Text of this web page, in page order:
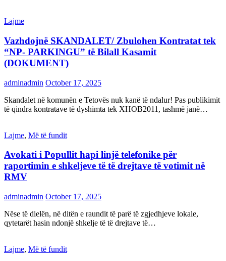
Lajme
Vazhdojnë SKANDALET/ Zbulohen Kontratat tek
“NP- PARKINGU” të Bilall Kasamit
(DOKUMENT)
adminadmin October 17, 2025
Skandalet në komunën e Tetovës nuk kanë të ndalur! Pas publikimit
të qindra kontratave të dyshimta tek XHOB2011, tashmë janë…
Lajme, Më të fundit
Avokati i Popullit hapi linjë telefonike për
raportimin e shkeljeve të të drejtave të votimit në
RMV
adminadmin October 17, 2025
Nëse të dielën, në ditën e raundit të parë të zgjedhjeve lokale,
qytetarët hasin ndonjë shkelje të të drejtave të…
Lajme, Më të fundit